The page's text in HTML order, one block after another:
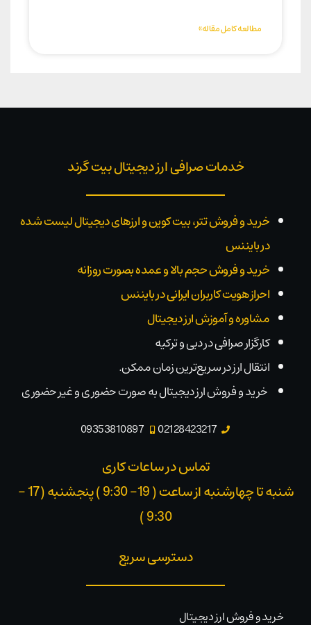
مطالعه کامل مقاله»
خدمات صرافی ارز دیجیتال بیت گرند
خرید و فروش تتر، بیت کوین و ارزهای دیجیتال لیست شده
در بایننس
خرید و فروش حجم بالا و عمده بصورت روزانه
احراز هویت کاربران ایرانی در بایننس
مشاوره و آموزش ارز دیجیتال
کارگزار صرافی در دبی و ترکیه
انتقال ارز در سریع‌ترین زمان ممکن.
خرید و فروش ارز دیجیتال به صورت حضوری و غیر حضوری
02128423217
09353810897
تماس در ساعات کاری
شنبه تا چهارشنبه از ساعت ( 19- 9:30 ) پنجشنبه (17 -
9:30 )​
دسترسی سریع
خرید و فروش ارز دیجیتال